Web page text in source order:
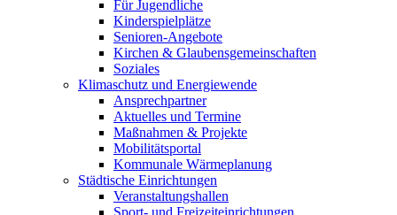
Für Jugendliche
Kinderspielplätze
Senioren-Angebote
Kirchen & Glaubensgemeinschaften
Soziales
Klimaschutz und Energiewende
Ansprechpartner
Aktuelles und Termine
Maßnahmen & Projekte
Mobilitätsportal
Kommunale Wärmeplanung
Städtische Einrichtungen
Veranstaltungshallen
Sport- und Freizeiteinrichtungen